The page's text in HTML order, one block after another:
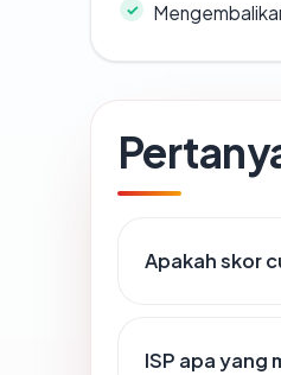
Apakah skor
ISP apa yang